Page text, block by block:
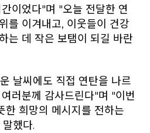
이었다"며 "오늘 전달한 연
를 이겨내고, 이웃들이 건강
는 데 작은 보탬이 되길 바란
날씨에도 직접 연탄을 나르
러분께 감사드린다"며 "이번
한 희망의 메시지를 전하는
했다.